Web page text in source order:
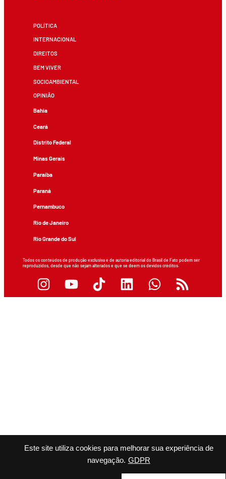
Este site utiliza cookies para melhorar sua experiência de
navegação. GDPR
POLÍTICA
INTERNACIONAL
DIREITOS
BEM VIVER
SOCIOAMBIENTAL
OPINIÃO
Bahia
Ceará
Distrito Federal
Minas Gerais
Paraíba
Paraná
Pernambuco
Rio de Janeiro
Rio Grande do Sul
Todos os conteúdos de produção exclusiva e de autoria editorial do Brasil de Fato podem ser
reproduzidos, desde que não sejam alterados e que se deem os devidos créditos.